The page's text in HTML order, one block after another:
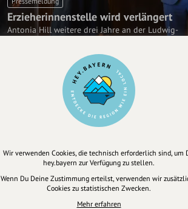
Erzieherinnenstelle wird verlängert
Antonia Hill weitere drei Jahre an der Ludwig-
um dir
zu merken
Wir verwenden Cookies, die technisch erforderlich sind, um
hey.bayern zur Verfügung zu stellen.
Wenn Du Deine Zustimmung erteilst, verwenden wir
Cookies zu statistischen Zwecken.
Mehr erfahren